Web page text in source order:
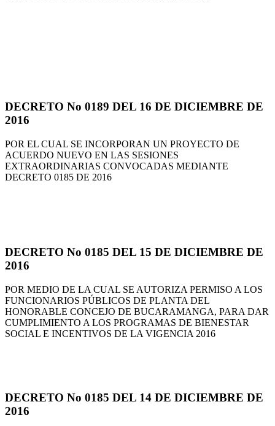
DECRETO No 0189 DEL 16 DE DICIEMBRE DE
2016
POR EL CUAL SE INCORPORAN UN PROYECTO DE
ACUERDO NUEVO EN LAS SESIONES
EXTRAORDINARIAS CONVOCADAS MEDIANTE
DECRETO 0185 DE 2016
DECRETO No 0185 DEL 15 DE DICIEMBRE DE
2016
POR MEDIO DE LA CUAL SE AUTORIZA PERMISO A LOS
FUNCIONARIOS PÚBLICOS DE PLANTA DEL
HONORABLE CONCEJO DE BUCARAMANGA, PARA DAR
CUMPLIMIENTO A LOS PROGRAMAS DE BIENESTAR
SOCIAL E INCENTIVOS DE LA VIGENCIA 2016
DECRETO No 0185 DEL 14 DE DICIEMBRE DE
2016